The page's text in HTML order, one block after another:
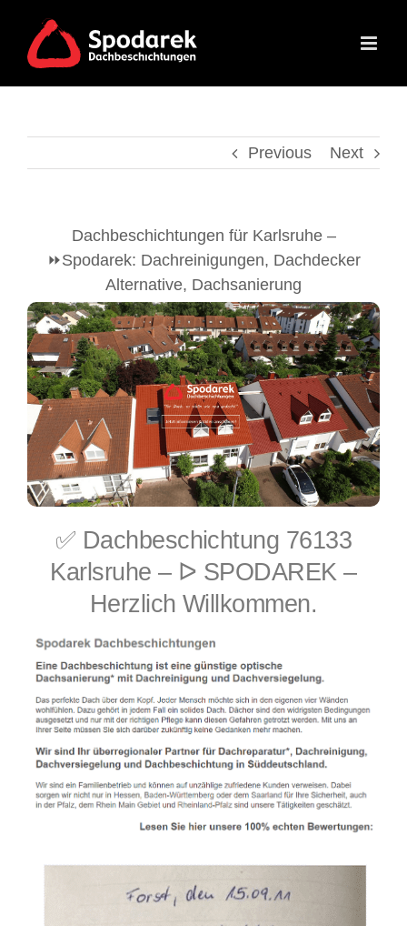
content
Previous Next
Dachbeschichtungen für Karlsruhe –
⏩Spodarek: Dachreinigungen, Dachdecker
Alternative, Dachsanierung
✅ Dachbeschichtung 76133
Karlsruhe – ᐅ SPODAREK –
Herzlich Willkommen.